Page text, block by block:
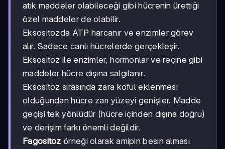
atık maddeler olabileceği gibi hücrenin ürettiği
özel maddeler de olabilir.
Eksositozda ATP harcanır ve enzimler görev
alır. Sadece canlı hücrelerde gerçekleşir.
Eksositoz ile enzimler, hormonlar ve reçine gibi
maddeler hücre dışına salgılanır.
Eksositoz sırasında zara koful eklenmesi
olduğundan hücre zarı yüzeyi genişler. Madde
geçişi tek yönlüdür (hücre içinden dışına doğru)
ve derişim farkı önemli değildir.
Fagositoz örneği olarak amipin besin alması